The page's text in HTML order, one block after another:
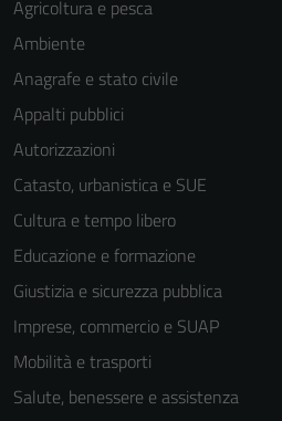
Agricoltura e pesca
Ambiente
Anagrafe e stato civile
Appalti pubblici
Autorizzazioni
Catasto, urbanistica e SUE
Cultura e tempo libero
Educazione e formazione
Giustizia e sicurezza pubblica
Imprese, commercio e SUAP
Mobilità e trasporti
Salute, benessere e assistenza